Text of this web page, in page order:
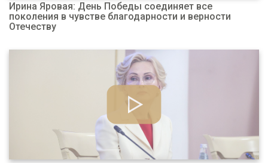
Ирина Яровая: День Победы соединяет все
поколения в чувстве благодарности и верности
Отечеству